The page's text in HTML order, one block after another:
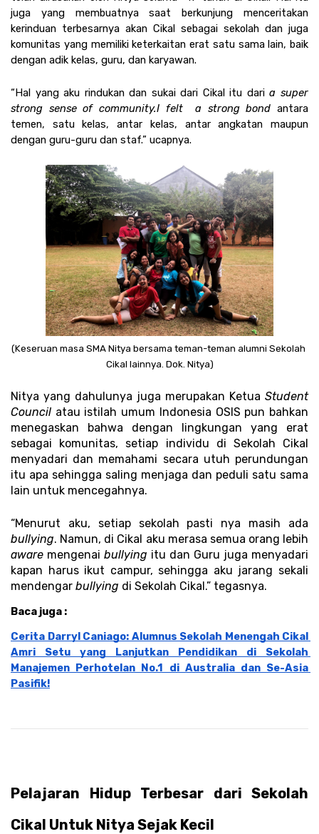
juga yang membuatnya saat berkunjung menceritakan
kerinduan terbesarnya akan Cikal sebagai sekolah dan juga
komunitas yang memiliki keterkaitan erat satu sama lain, baik
dengan adik kelas, guru, dan karyawan.
“Hal yang aku rindukan dan sukai dari Cikal itu dari a super
strong sense of community.I felt  a strong bond antara
temen, satu kelas, antar kelas, antar angkatan maupun
dengan guru-guru dan staf.” ucapnya.
(Keseruan masa SMA Nitya bersama teman-teman alumni Sekolah
Cikal lainnya. Dok. Nitya)
Nitya yang dahulunya juga merupakan Ketua Student
Council atau istilah umum Indonesia OSIS pun bahkan
menegaskan bahwa dengan lingkungan yang erat
sebagai komunitas, setiap individu di Sekolah Cikal
menyadari dan memahami secara utuh perundungan
itu apa sehingga saling menjaga dan peduli satu sama
lain untuk mencegahnya.
bullying
aware mengenai bullying itu dan Guru juga menyadari
kapan harus ikut campur, sehingga aku jarang sekali
mendengar bullying di Sekolah Cikal.” tegasnya.
Baca juga :
Cerita Darryl Caniago: Alumnus Sekolah Menengah Cikal
Amri Setu yang Lanjutkan Pendidikan di Sekolah
Manajemen Perhotelan No.1 di Australia dan Se-Asia
Pasifik!
Pelajaran Hidup Terbesar dari Sekolah
Cikal Untuk Nitya Sejak Kecil